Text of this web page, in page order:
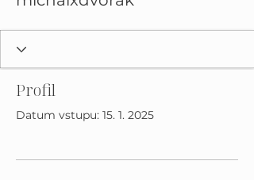
Profil
Datum vstupu: 15. 1. 2025